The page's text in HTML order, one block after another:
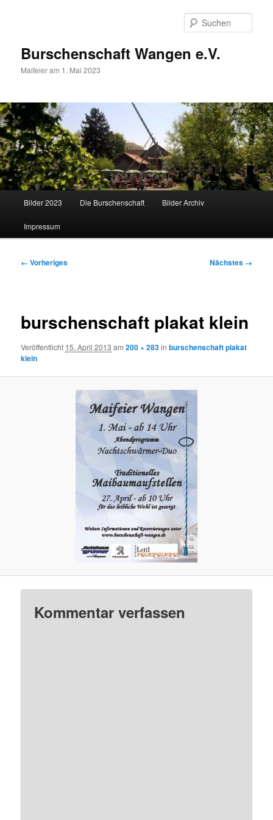
Burschenschaft Wangen e.V.
Maifeier am 1. Mai 2023
Bilder 2023 Die Burschenschaft Bilder Archiv
Impressum
Bilder-
← Vorheriges Nächstes →
burschenschaft plakat klein
Veröffentlicht 15. April 2013 am200 × 283inburschenschaft plakat
klein
Kommentar verfassen